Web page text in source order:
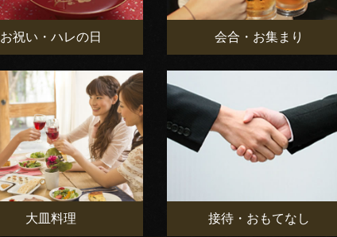
お祝い・ハレの日 会合・お集まり
大皿料理 接待・おもてなし